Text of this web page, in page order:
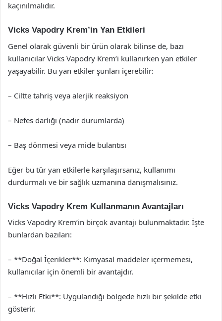
kaçınılmalıdır.
Vicks Vapodry Krem’in Yan Etkileri
Genel olarak güvenli bir ürün olarak bilinse de, bazı
kullanıcılar Vicks Vapodry Krem’i kullanırken yan etkiler
yaşayabilir. Bu yan etkiler şunları içerebilir:
– Ciltte tahriş veya alerjik reaksiyon
– Nefes darlığı (nadir durumlarda)
– Baş dönmesi veya mide bulantısı
Eğer bu tür yan etkilerle karşılaşırsanız, kullanımı
durdurmalı ve bir sağlık uzmanına danışmalısınız.
Vicks Vapodry Krem Kullanmanın Avantajları
Vicks Vapodry Krem’in birçok avantajı bulunmaktadır. İşte
bunlardan bazıları:
– **Doğal İçerikler**: Kimyasal maddeler içermemesi,
kullanıcılar için önemli bir avantajdır.
– **Hızlı Etki**: Uygulandığı bölgede hızlı bir şekilde etki
gösterir.